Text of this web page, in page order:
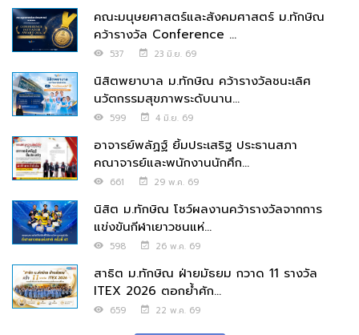
คณะมนุษยศาสตร์และสังคมศาสตร์ ม.ทักษิณ
คว้ารางวัล Conference ...
537 23 มิ.ย. 69
นิสิตพยาบาล ม.ทักษิณ คว้ารางวัลชนะเลิศ
นวัตกรรมสุขภาพระดับนาน...
599 4 มิ.ย. 69
อาจารย์พลัฏฐ์ ยิ้มประเสริฐ ประธานสภา
คณาจารย์และพนักงานนักศึก...
661 29 พ.ค. 69
นิสิต ม.ทักษิณ โชว์ผลงานคว้ารางวัลจากการ
แข่งขันกีฬาเยาวชนแห่...
598 26 พ.ค. 69
สาธิต ม.ทักษิณ ฝ่ายมัธยม กวาด 11 รางวัล
ITEX 2026 ตอกย้ำศัก...
659 22 พ.ค. 69